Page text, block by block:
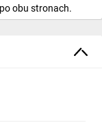
obu stronach.
i solidne
z uszczelką 1x